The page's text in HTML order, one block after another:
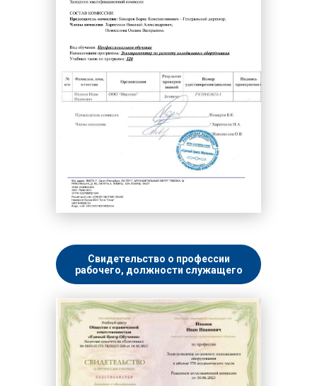
Свидетельство о профессии
рабочего, должности служащего